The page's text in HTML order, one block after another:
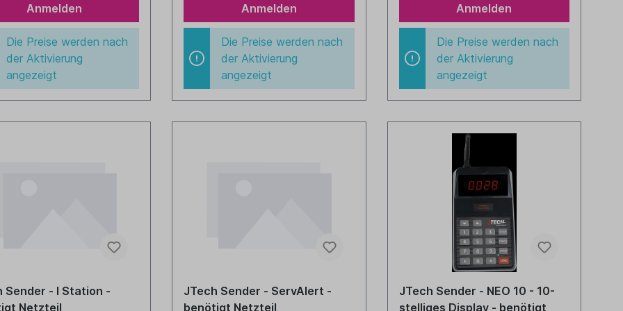
Anmelden
Die Preise werden nach
der Aktivierung
angezeigt
Anmelden
Die Preise werden nach
der Aktivierung
angezeigt
Anmelden
Die Preise werden nach
der Aktivierung
angezeigt
Sender - I Station -
Netzteil
JTech Sender - ServAlert -
benötigt Netzteil
JTech Sender - NEO 10 - 10-
stelliges Display - benötigt